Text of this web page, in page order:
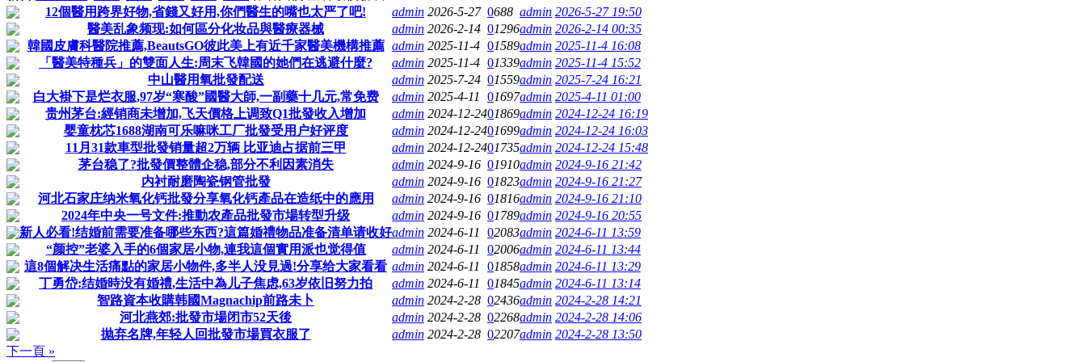
12個醫用跨界好物,省錢又好用,你們醫生的嘴也太严了吧!
admin 2026-5-27 0688 admin 2026-5-27 19:50
醫美乱象频现:如何區分化妆品與醫療器械
admin 2026-2-14 01296admin 2026-2-14 00:35
韓國皮膚科醫院推薦,BeautsGO彼此美上有近千家醫美機構推薦 admin 2025-11-4 01589admin 2025-11-4 16:08
「醫美特種兵」的雙面人生:周末飞韓國的她們在逃避什麼?
admin 2025-11-4 01339admin 2025-11-4 15:52
中山醫用氧批發配送
admin 2025-7-24 01559admin 2025-7-24 16:21
白大褂下是烂衣服,97岁“寒酸”國醫大師,一副藥十几元,常免费
admin 2025-4-11 01697admin 2025-4-11 01:00
贵州茅台:經销商未增加,飞天價格上调致Q1批發收入增加
admin 2024-12-2401869admin 2024-12-24 16:19
婴童枕芯1688湖南可乐嘛咪工厂批發受用户好评度
admin 2024-12-2401699admin 2024-12-24 16:03
11月31款車型批發销量超2万辆 比亚迪占据前三甲
admin 2024-12-2401735admin 2024-12-24 15:48
茅台稳了?批發價整體企稳,部分不利因素消失
admin 2024-9-16 01910admin 2024-9-16 21:42
内衬耐磨陶瓷钢管批發
admin 2024-9-16 01823admin 2024-9-16 21:27
河北石家庄纳米氧化钙批發分享氧化钙產品在造纸中的應用
admin 2024-9-16 01816admin 2024-9-16 21:10
2024年中央一号文件:推動农產品批發市場转型升级
admin 2024-9-16 01789admin 2024-9-16 20:55
新人必看!结婚前需要准备哪些东西?這篇婚禮物品准备清单请收好admin 2024-6-11 02083admin 2024-6-11 13:59
“颜控”老婆入手的6個家居小物,連我這個實用派也觉得值
admin 2024-6-11 02006admin 2024-6-11 13:44
這8個解决生活痛點的家居小物件,多半人没見過!分享给大家看看 admin 2024-6-11 01858admin 2024-6-11 13:29
丁勇岱:结婚時没有婚禮,生活中為儿子焦虑,63岁依旧努力拍
admin 2024-6-11 01845admin 2024-6-11 13:14
智路資本收購韩國Magnachip前路未卜
admin 2024-2-28 02436admin 2024-2-28 14:21
河北燕郊:批發市場闭市52天後
admin 2024-2-28 02268admin 2024-2-28 14:06
抛弃名牌,年轻人回批發市場買衣服了
admin 2024-2-28 02207admin 2024-2-28 13:50
下一頁 »